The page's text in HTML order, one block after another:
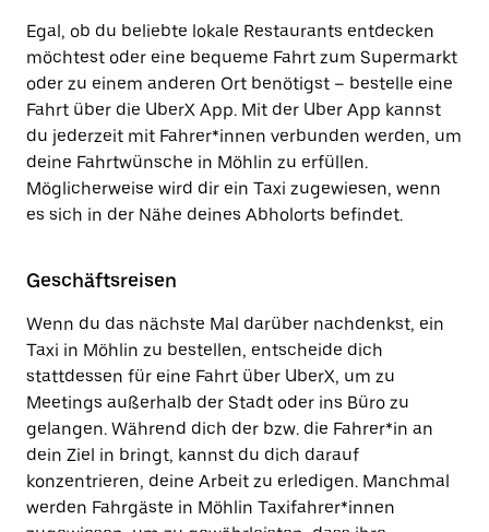
Egal, ob du beliebte lokale Restaurants entdecken
möchtest oder eine bequeme Fahrt zum Supermarkt
oder zu einem anderen Ort benötigst – bestelle eine
Fahrt über die UberX App. Mit der Uber App kannst
du jederzeit mit Fahrer*innen verbunden werden, um
deine Fahrtwünsche in Möhlin zu erfüllen.
Möglicherweise wird dir ein Taxi zugewiesen, wenn
es sich in der Nähe deines Abholorts befindet.
Geschäftsreisen
Wenn du das nächste Mal darüber nachdenkst, ein
Taxi in Möhlin zu bestellen, entscheide dich
stattdessen für eine Fahrt über UberX, um zu
Meetings außerhalb der Stadt oder ins Büro zu
gelangen. Während dich der bzw. die Fahrer*in an
dein Ziel in bringt, kannst du dich darauf
konzentrieren, deine Arbeit zu erledigen. Manchmal
werden Fahrgäste in Möhlin Taxifahrer*innen